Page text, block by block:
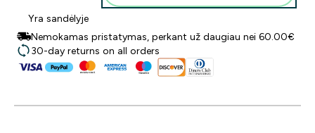
Yra sandėlyje
Nemokamas pristatymas, perkant už daugiau nei 60.00€
30-day returns on all orders